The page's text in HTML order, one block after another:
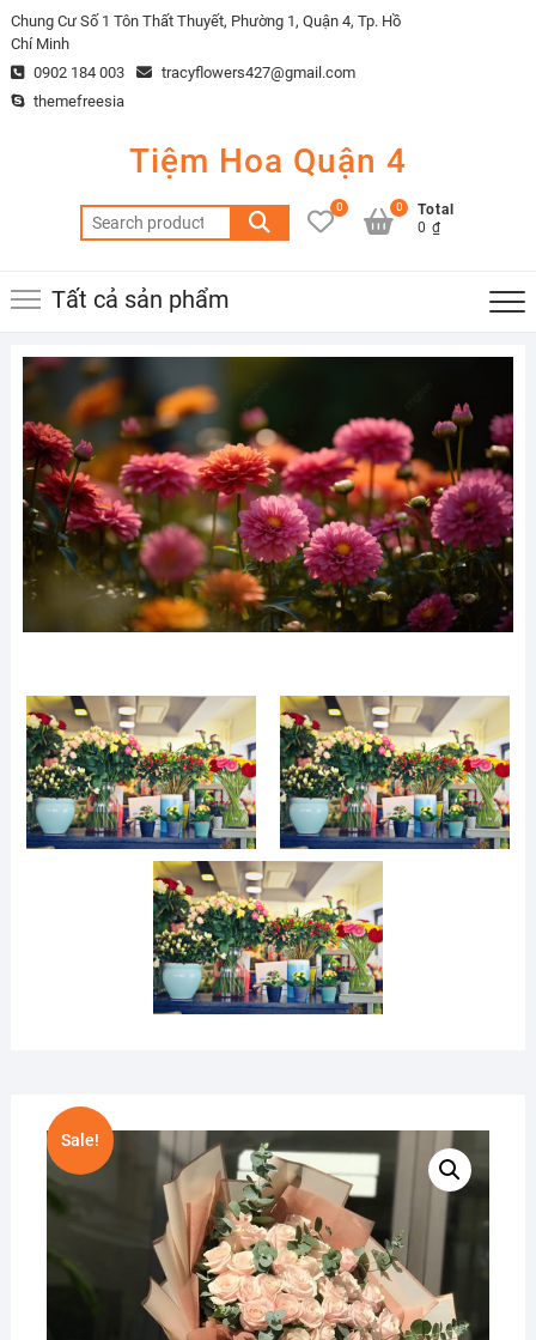
Skip
to
content
Chung Cư Số 1 Tôn Thất Thuyết, Phường 1, Quận 4, Tp. Hồ
Chí Minh
0902 184 003
tracyflowers427@gmail.com
themefreesia
Tiệm Hoa Quận 4
Search
for:
0
Total
0 ₫
0
Tất cả sản phẩm
Sale!